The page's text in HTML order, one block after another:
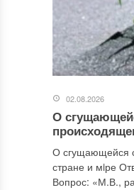
02.08.2026
О
О сгущающейся
стране и мiре
Вопрос: «М.В.,